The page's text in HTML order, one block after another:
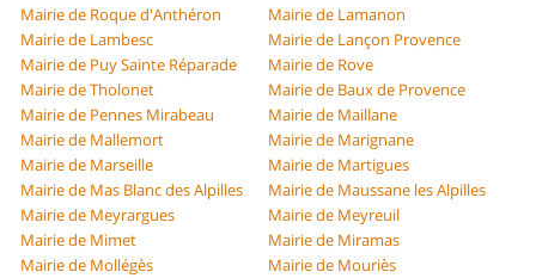
Mairie de Roque d'Anthéron
Mairie de Lamanon
Mairie de Lambesc
Mairie de Lançon Provence
Mairie de Puy Sainte Réparade
Mairie de Rove
Mairie de Tholonet
Mairie de Baux de Provence
Mairie de Pennes Mirabeau
Mairie de Maillane
Mairie de Mallemort
Mairie de Marignane
Mairie de Marseille
Mairie de Martigues
Mairie de Mas Blanc des Alpilles
Mairie de Maussane les Alpilles
Mairie de Meyrargues
Mairie de Meyreuil
Mairie de Mimet
Mairie de Miramas
Mairie de Mollégès
Mairie de Mouriès